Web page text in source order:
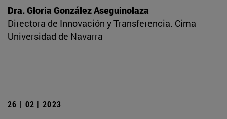
Dra. Gloria González Aseguinolaza
Directora de Innovación y Transferencia. Cima
Universidad de Navarra
26 | 02 | 2023